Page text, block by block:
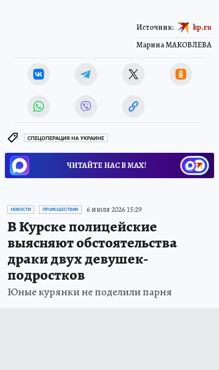
Марина МАКОВЛЕВА
Источник: kp.ru
СПЕЦОПЕРАЦИЯ НА УКРАИНЕ
ЧИТАЙТЕ НАС В МАХ!
НОВОСТИ ПРОИСШЕСТВИЯ 6 июля 2026 15:29
В Курске полицейские
выясняют обстоятельства
драки двух девушек-
подростков
Юные курянки не поделили парня